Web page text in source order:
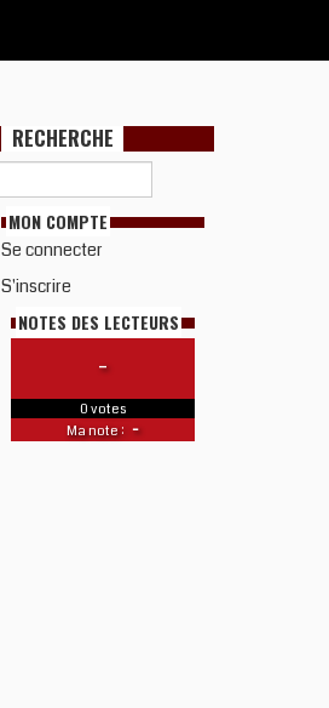
RECHERCHE
MON COMPTE
Se connecter
S'inscrire
NOTES DES LECTEURS
-
0 votes
Ma note : -